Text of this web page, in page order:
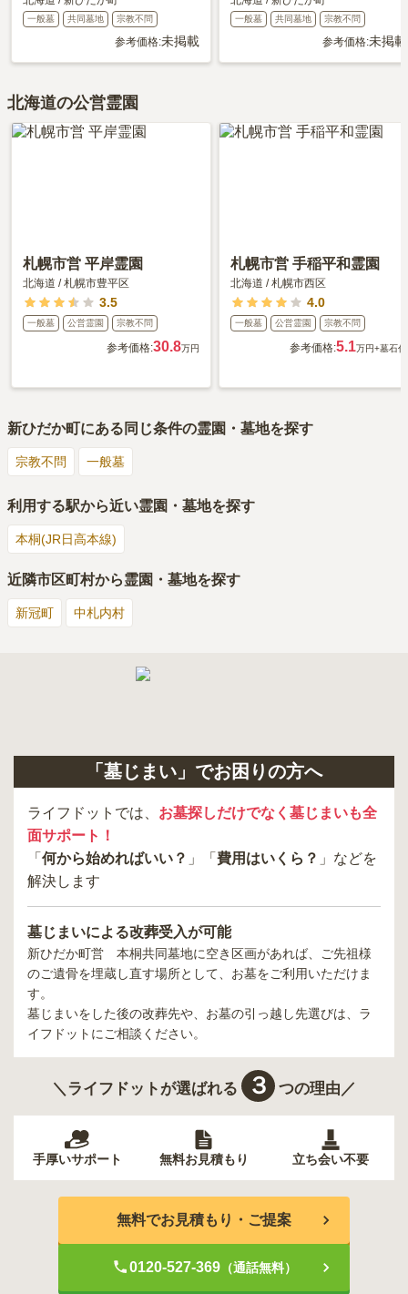
一般墓 共同墓地 宗教不問
参考価格:未掲載
一般墓 共同墓地 宗教不問
参考価格:未掲載
北海道の公営霊園
札幌市営 平岸霊園
北海道 /札幌市豊平区
3.5
一般墓 公営霊園 宗教不問
参考価格:30.8万円
札幌市営 手稲平和霊園
北海道 /札幌市西区
4.0
一般墓 公営霊園 宗教不問
参考価格:5.1万円+墓石代
新ひだか町にある同じ条件の霊園・墓地を探す
宗教不問 一般墓
利用する駅から近い霊園・墓地を探す
本桐(JR日高本線)
近隣市区町村から霊園・墓地を探す
新冠町 中札内村
「墓じまい」でお困りの方へ
ライフドットでは、 お墓探しだけでなく墓じまいも全
面サポート！
「 何から始めればいい？ 」「 費用はいくら？ 」などを
解決します
墓じまいによる改葬受入が可能
新ひだか町営 本桐共同墓地に空き区画があれば、ご先祖様
のご遺骨を埋蔵し直す場所として、お墓をご利用いただけま
す。
墓じまいをした後の改葬先や、お墓の引っ越し先選びは、ラ
イフドットにご相談ください。
＼ライフドットが選ばれる ３ つの理由／
手厚いサポート 無料お見積もり 立ち会い不要
無料でお見積もり・ご提案
0120-527-369（通話無料）